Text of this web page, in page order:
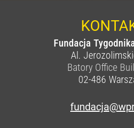
Fundacja
Al.
Batory Office
02-486